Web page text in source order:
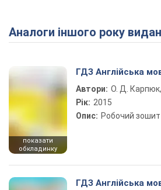
Аналоги іншого року
показати
обкладинку
ГДЗ Англійська
Автори: О. Д.
Рік: 2015
Опис: Робочий зошит
ГДЗ Англійська